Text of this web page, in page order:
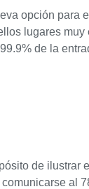
opción para
lugares muy
de la
de ilustrar
al